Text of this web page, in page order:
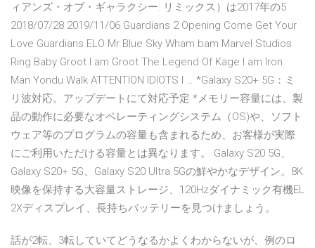
ィアンズ・オブ・ギャラクシー: リミックス）は2017年の5
2018/07/28 2019/11/06 Guardians 2 Opening Come Get Your
Love Guardians ELO Mr Blue Sky Wham bam Marvel Studios
Ring Baby Groot I am Groot The Legend Of Kage I am Iron
Man Yondu Walk ATTENTION IDIOTS I … *Galaxy S20+ 5G：ミ
リ波対応。アップデートにて対応予定 *メモリー容量には、製
品の動作に必要なオペレーティングシステム（OS)や、ソフト
ウェア等のプログラムの容量も含まれるため、お客様が実際
にご利用いただける容量とは異なります。 Galaxy S20 5G、
Galaxy S20+ 5G、Galaxy S20 Ultra 5Gの鮮やかなデザイン。8K
映像を保持する大容量ストレージ、120Hzダイナミック有機EL
2Xディスプレイ、長持ちバッテリーを見つけましょう。
話が2転、3転していてどうなるかよくわからないが、例のロ